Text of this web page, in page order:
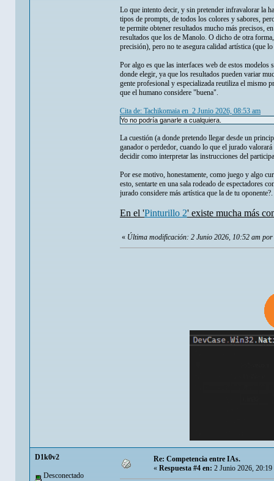
Lo que intento decir, y sin pretender infravalorar la
tipos de prompts, de todos los colores y sabores,
te permite obtener resultados mucho más precisos,
resultados que los de Manolo. O dicho de otra
precisión), pero no te asegura calidad artística (que
Por algo es que las interfaces web de estos modelos
donde elegir, ya que los resultados pueden variar
gente profesional y especializada reutiliza el mismo
que el humano considere "buena".
Cita de: Tachikomaia en 2 Junio 2026, 08:53 am
Yo no podría ganarle a cualquiera.
La cuestión (a donde pretendo llegar desde un
ganador o perdedor, cuando lo que el jurado
decidir como interpretar las instrucciones del
Por ese motivo, honestamente, como juego y algo
esto, sentarte en una sala rodeado de espectadores
jurado considere más artística que la de tu
En el 'Pinturillo 2' existe mucha más
« Última modificación: 2 Junio 2026, 10:52 am
D1k0v2
Desconectado
Re: Competencia entre IAs.
«Respuesta #4 en:2 Junio 2026, 20:19